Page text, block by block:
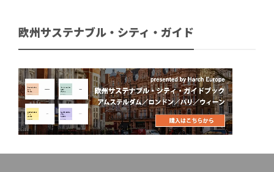
欧州サステナブル・シティ・ガイド